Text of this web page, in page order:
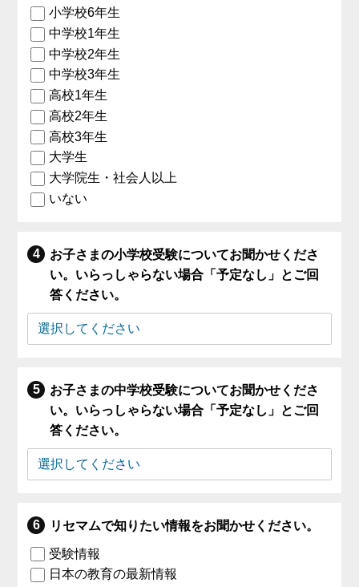
小学校6年生
中学校1年生
中学校2年生
中学校3年生
高校1年生
高校2年生
高校3年生
大学生
大学院生・社会人以上
いない
お子さまの小学校受験についてお聞かせくださ
い。いらっしゃらない場合「予定なし」とご回
答ください。
お子さまの中学校受験についてお聞かせくださ
い。いらっしゃらない場合「予定なし」とご回
答ください。
リセマムで知りたい情報をお聞かせください。
受験情報
日本の教育の最新情報